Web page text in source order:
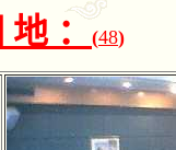
地 ：(48)